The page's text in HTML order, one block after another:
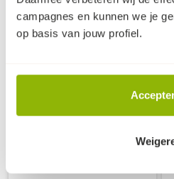
campagnes en kunnen we je
op basis van jouw profiel.
Powerfol
landbouwplastic
hoogwaardig